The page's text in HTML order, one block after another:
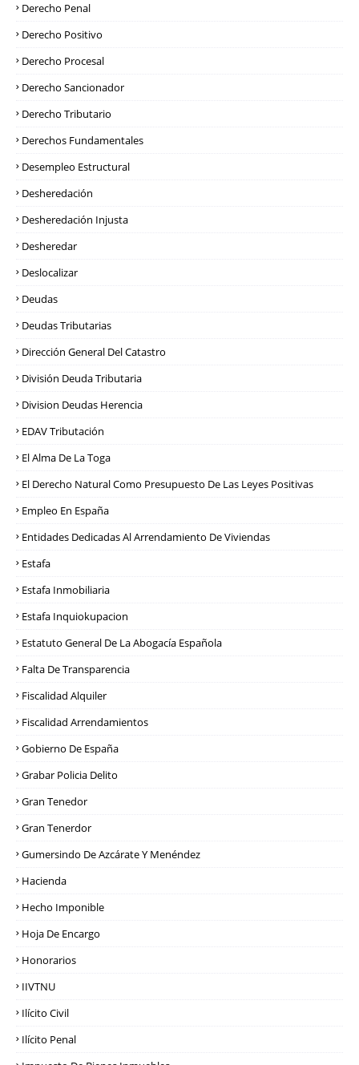
Derecho Penal
Derecho Positivo
Derecho Procesal
Derecho Sancionador
Derecho Tributario
Derechos Fundamentales
Desempleo Estructural
Desheredación
Desheredación Injusta
Desheredar
Deslocalizar
Deudas
Deudas Tributarias
Dirección General Del Catastro
División Deuda Tributaria
Division Deudas Herencia
EDAV Tributación
El Alma De La Toga
El Derecho Natural Como Presupuesto De Las Leyes Positivas
Empleo En España
Entidades Dedicadas Al Arrendamiento De Viviendas
Estafa
Estafa Inmobiliaria
Estafa Inquiokupacion
Estatuto General De La Abogacía Española
Falta De Transparencia
Fiscalidad Alquiler
Fiscalidad Arrendamientos
Gobierno De España
Grabar Policia Delito
Gran Tenedor
Gran Tenerdor
Gumersindo De Azcárate Y Menéndez
Hacienda
Hecho Imponible
Hoja De Encargo
Honorarios
IIVTNU
Ilícito Civil
Ilícito Penal